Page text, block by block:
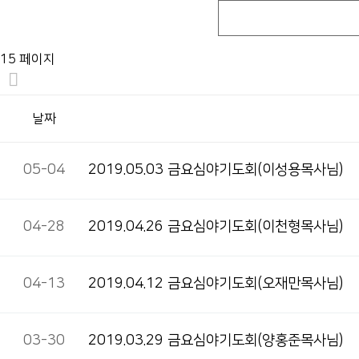
15 페이지
날짜
05-04 2019.05.03 금요심야기도회(이성용목사님)
04-28 2019.04.26 금요심야기도회(이천형목사님)
04-13 2019.04.12 금요심야기도회(오재만목사님)
03-30 2019.03.29 금요심야기도회(양홍준목사님)